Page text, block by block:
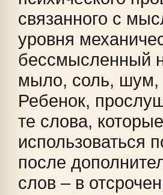
связанного с
уровня
бессмысленный
мыло, соль, шум,
Ребенок,
те слова,
использоваться
после
слов – в